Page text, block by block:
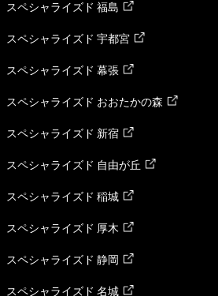
スペシャライズド 福島
スペシャライズド 宇都宮
スペシャライズド 幕張
スペシャライズド おおたかの森
スペシャライズド 新宿
スペシャライズド 自由が丘
スペシャライズド 稲城
スペシャライズド 厚木
スペシャライズド 静岡
スペシャライズド 名城